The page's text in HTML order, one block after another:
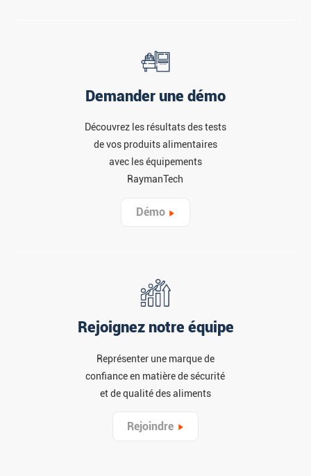
Demander une démo
Découvrez les résultats des tests
de vos produits alimentaires
avec les équipements
RaymanTech
Démo
Rejoignez notre équipe
Représenter une marque de
confiance en matière de sécurité
et de qualité des aliments
Rejoindre